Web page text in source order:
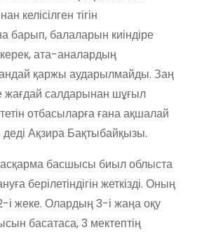
келісілген тігін
барып, балаларын киіндіре
ата-аналардың
қаржы аударылмайды. Заң
жағдай салдарынан шұғыл
отбасыларға ғана ақшалай
деді Ақзира Бақтыбайқызы.
басшысы биыл облыста
берілетіндігін жеткізді. Оның
і жеке. Олардың 3-і жаңа оқу
басатаса, 3 мектептің